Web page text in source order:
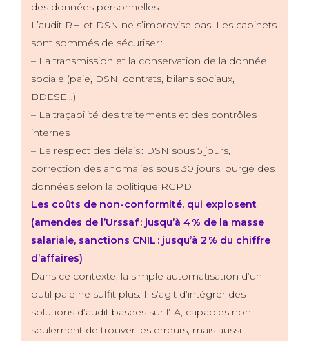
des données personnelles.
L’audit RH et DSN ne s’improvise pas. Les cabinets
sont sommés de sécuriser :
– La transmission et la conservation de la donnée
sociale (paie, DSN, contrats, bilans sociaux,
BDESE…)
– La traçabilité des traitements et des contrôles
internes
– Le respect des délais : DSN sous 5 jours,
correction des anomalies sous 30 jours, purge des
données selon la politique RGPD
Les coûts de non-conformité, qui explosent
(amendes de l’Urssaf : jusqu’à 4 % de la masse
salariale, sanctions CNIL : jusqu’à 2 % du chiffre
d’affaires)
Dans ce contexte, la simple automatisation d’un
outil paie ne suffit plus. Il s’agit d’intégrer des
solutions d’audit basées sur l’IA, capables non
seulement de trouver les erreurs, mais aussi